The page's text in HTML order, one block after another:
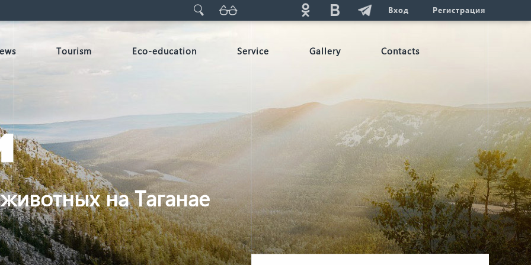
Вход Регистрация
Tourism Eco-education Service Gallery Contacts
на Таганае